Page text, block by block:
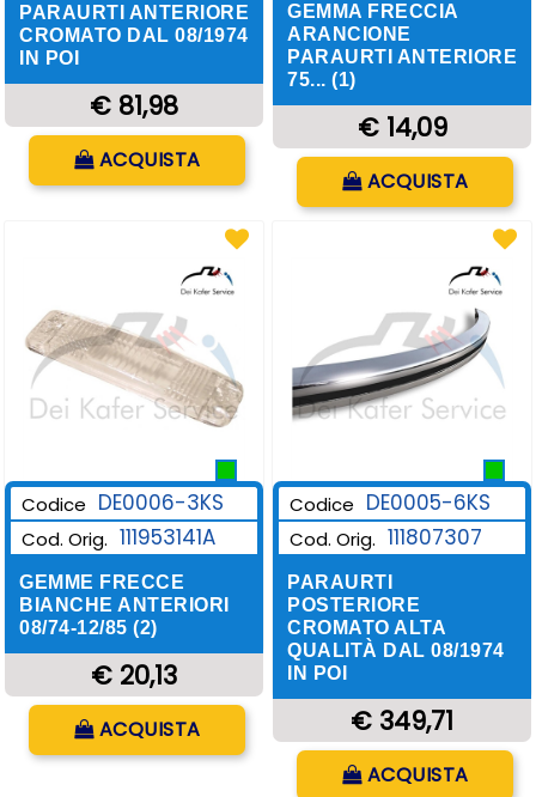
PARAURTI ANTERIORE
CROMATO DAL 08/1974
IN POI
€ 81,98
ACQUISTA
GEMMA FRECCIA
ARANCIONE
PARAURTI ANTERIORE
75... (1)
€ 14,09
Quantità
ACQUISTA
Codice DE0006-3KS
Cod. Orig. 111953141A
GEMME FRECCE
BIANCHE ANTERIORI
08/74-12/85 (2)
€ 20,13
ACQUISTA
Codice DE0005-6KS
Cod. Orig. 111807307
PARAURTI
POSTERIORE
CROMATO ALTA
QUALITÀ DAL 08/1974
IN POI
€ 349,71
ACQUISTA